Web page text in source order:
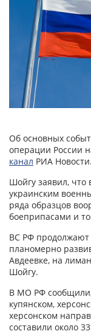
Об основных
операции России
канал РИА Новости.
Шойгу заявил, что
украинским
ряда образцов
боеприпасами и
ВС РФ продолжают
планомерно
Авдеевке, на
Шойгу.
В МО РФ сообщили,
купянском,
херсонском
составили около